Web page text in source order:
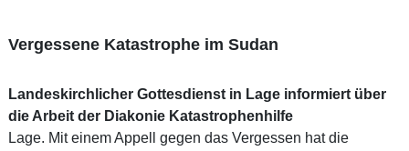
Vergessene Katastrophe im Sudan
Landeskirchlicher Gottesdienst in Lage informiert über
die Arbeit der Diakonie Katastrophenhilfe
Lage. Mit einem Appell gegen das Vergessen hat die